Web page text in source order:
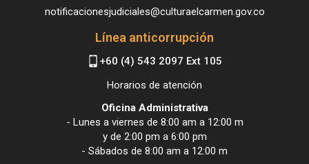
notificacionesjudiciales@culturaelcarmen.gov.co
Línea anticorrupción
+60 (4) 543 2097 Ext 105
Horarios de atención
Oficina Administrativa
- Lunes a viernes de 8:00 am a 12:00 m
y de 2:00 pm a 6:00 pm
- Sábados de 8:00 am a 12:00 m